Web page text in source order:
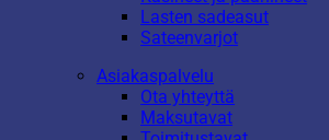
Lasten sadeasut
Sateenvarjot
Asiakaspalvelu
Ota yhteyttä
Maksutavat